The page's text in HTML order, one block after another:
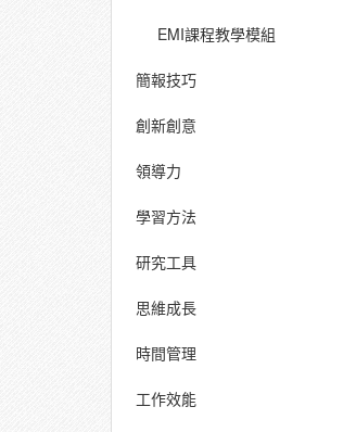
EMI課程教學模組
簡報技巧
創新創意
領導力
學習方法
研究工具
思維成長
時間管理
工作效能